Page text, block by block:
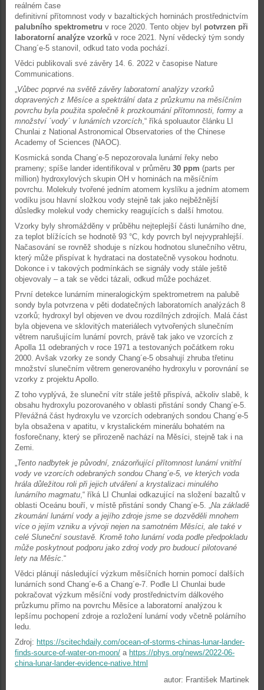
reálném čase
definitivní přítomnost vody v bazaltických horninách prostřednictvím
palubního spektrometru v roce 2020. Tento objev byl potvrzen při
laboratorní analýze vzorků v roce 2021. Nyní vědecký tým sondy
Chang´e-5 stanovil, odkud tato voda pochází.
Vědci publikovali své závěry 14. 6. 2022 v časopise Nature
Communications.
„Vůbec poprvé na světě závěry laboratorní analýzy vzorků
dopravených z Měsíce a spektrální data z průzkumu na měsíčním
povrchu byla použita společně k prozkoumání přítomnosti, formy a
množství ´vody´ v lunárních vzorcích,“ říká spoluautor článku LI
Chunlai z National Astronomical Observatories of the Chinese
Academy of Sciences (NAOC).
Kosmická sonda Chang´e-5 nepozorovala lunární řeky nebo
prameny; spíše lander identifikoval v průměru 30 ppm (parts per
million) hydroxylových skupin OH v horninách na měsíčním
povrchu. Molekuly tvořené jedním atomem kyslíku a jedním atomem
vodíku jsou hlavní složkou vody stejně tak jako nejběžnější
důsledky molekul vody chemicky reagujících s další hmotou.
Vzorky byly shromážděny v průběhu nejteplejší části lunárního dne,
za teplot blížících se hodnotě 93 °C, kdy povrch byl nejvyprahlejší.
Načasování se rovněž shoduje s nízkou hodnotou slunečního větru,
který může přispívat k hydrataci na dostatečně vysokou hodnotu.
Dokonce i v takových podmínkách se signály vody stále ještě
objevovaly – a tak se vědci tázali, odkud může pocházet.
První detekce lunárním mineralogickým spektrometrem na palubě
sondy byla potvrzena v pěti dodatečných laboratorních analýzách 8
vzorků; hydroxyl byl objeven ve dvou rozdílných zdrojích. Malá část
byla objevena ve sklovitých materiálech vytvořených slunečním
větrem narušujícím lunární povrch, právě tak jako ve vzorcích z
Apolla 11 odebraných v roce 1971 a testovaných počátkem roku
2000. Avšak vzorky ze sondy Chang´e-5 obsahují zhruba třetinu
množství slunečním větrem generovaného hydroxylu v porovnání se
vzorky z projektu Apollo.
Z toho vyplývá, že sluneční vítr stále ještě přispívá, ačkoliv slabě, k
obsahu hydroxylu pozorovaného v oblasti přistání sondy Chang´e-5.
Převážná část hydroxylu ve vzorcích odebraných sondou Chang´e-5
byla obsažena v apatitu, v krystalickém minerálu bohatém na
fosforečnany, který se přirozeně nachází na Měsíci, stejně tak i na
Zemi.
„Tento nadbytek je původní, znázorňující přítomnost lunární vnitřní
vody ve vzorcích odebraných sondou Chang´e-5, ve kterých voda
hrála důležitou roli při jejich utváření a krystalizaci minulého
lunárního magmatu,“ říká LI Chunlai odkazující na složení bazaltů v
oblasti Oceánu bouří, v místě přistání sondy Chang´e-5. „Na základě
zkoumání lunární vody a jejího zdroje jsme se dozvěděli mnohem
více o jejím vzniku a vývoji nejen na samotném Měsíci, ale také v
celé Sluneční soustavě. Kromě toho lunární voda podle předpokladu
může poskytnout podporu jako zdroj vody pro budoucí pilotované
lety na Měsíc.“
Vědci plánují následující výzkum měsíčních hornin pomocí dalších
lunárních sond Chang´e-6 a Chang´e-7. Podle LI Chunlai bude
pokračovat výzkum měsíční vody prostřednictvím dálkového
průzkumu přímo na povrchu Měsíce a laboratorní analýzou k
lepšímu pochopení zdroje a rozložení lunární vody včetně polárního
ledu.
Zdroj: https://scitechdaily.com/ocean-of-storms-chinas-lunar-lander-
finds-source-of-water-on-moon/ a https://phys.org/news/2022-06-
china-lunar-lander-evidence-native.html
autor: František Martinek